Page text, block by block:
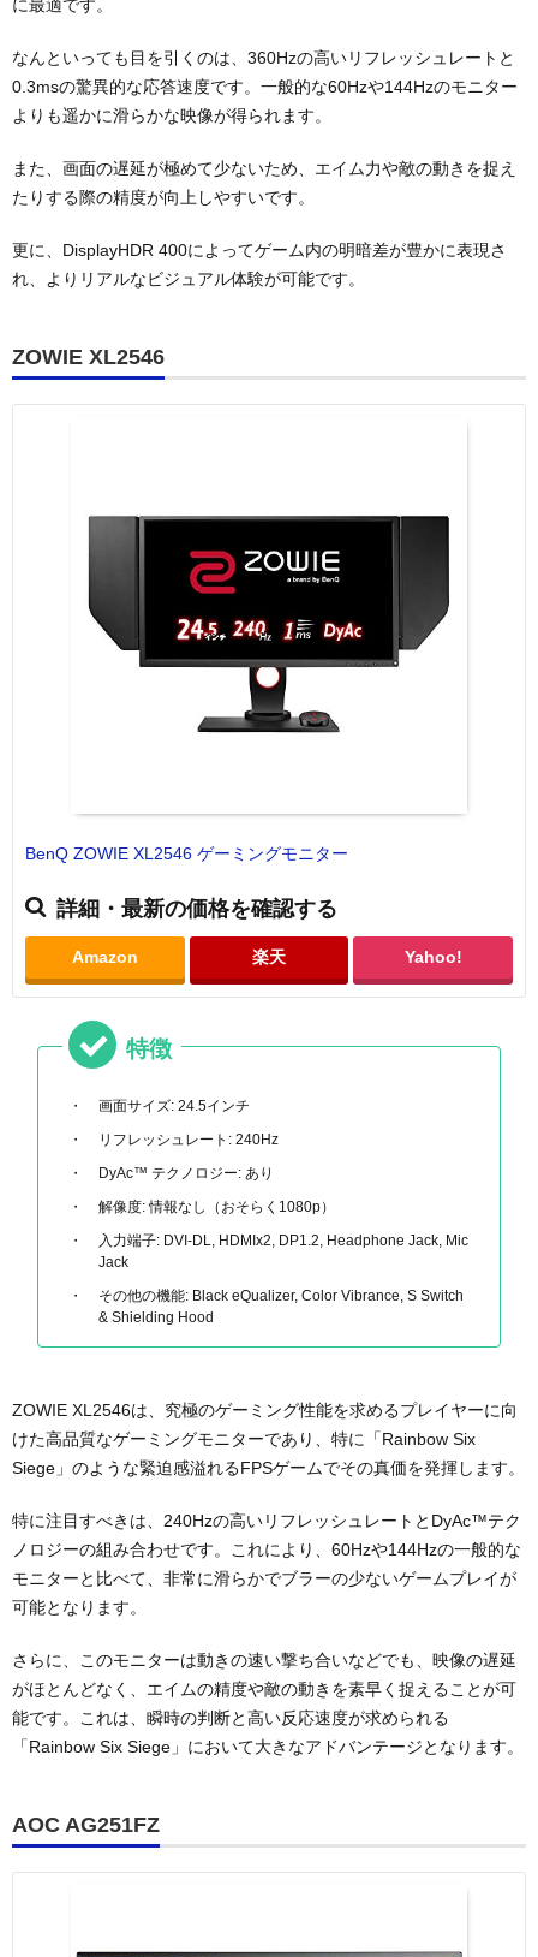
に最適です。
なんといっても目を引くのは、360Hzの高いリフレッシュレートと
0.3msの驚異的な応答速度です。一般的な60Hzや144Hzのモニター
よりも遥かに滑らかな映像が得られます。
また、画面の遅延が極めて少ないため、エイム力や敵の動きを捉え
たりする際の精度が向上しやすいです。
更に、DisplayHDR 400によってゲーム内の明暗差が豊かに表現さ
れ、よりリアルなビジュアル体験が可能です。
ZOWIE XL2546
BenQ ZOWIE XL2546 ゲーミングモニター
詳細・最新の価格を確認する
Amazon 楽天 Yahoo!
特徴
画面サイズ: 24.5インチ
リフレッシュレート: 240Hz
DyAc™ テクノロジー: あり
解像度: 情報なし（おそらく1080p）
入力端子: DVI-DL, HDMIx2, DP1.2, Headphone Jack, Mic
Jack
その他の機能: Black eQualizer, Color Vibrance, S Switch
& Shielding Hood
ZOWIE XL2546は、究極のゲーミング性能を求めるプレイヤーに向
けた高品質なゲーミングモニターであり、特に「Rainbow Six
Siege」のような緊迫感溢れるFPSゲームでその真価を発揮します。
特に注目すべきは、240Hzの高いリフレッシュレートとDyAc™テク
ノロジーの組み合わせです。これにより、60Hzや144Hzの一般的な
モニターと比べて、非常に滑らかでブラーの少ないゲームプレイが
可能となります。
さらに、このモニターは動きの速い撃ち合いなどでも、映像の遅延
がほとんどなく、エイムの精度や敵の動きを素早く捉えることが可
能です。これは、瞬時の判断と高い反応速度が求められる
「Rainbow Six Siege」において大きなアドバンテージとなります。
AOC AG251FZ